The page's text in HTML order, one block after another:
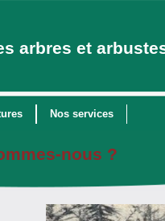
arbres et
nous ?
Nos services